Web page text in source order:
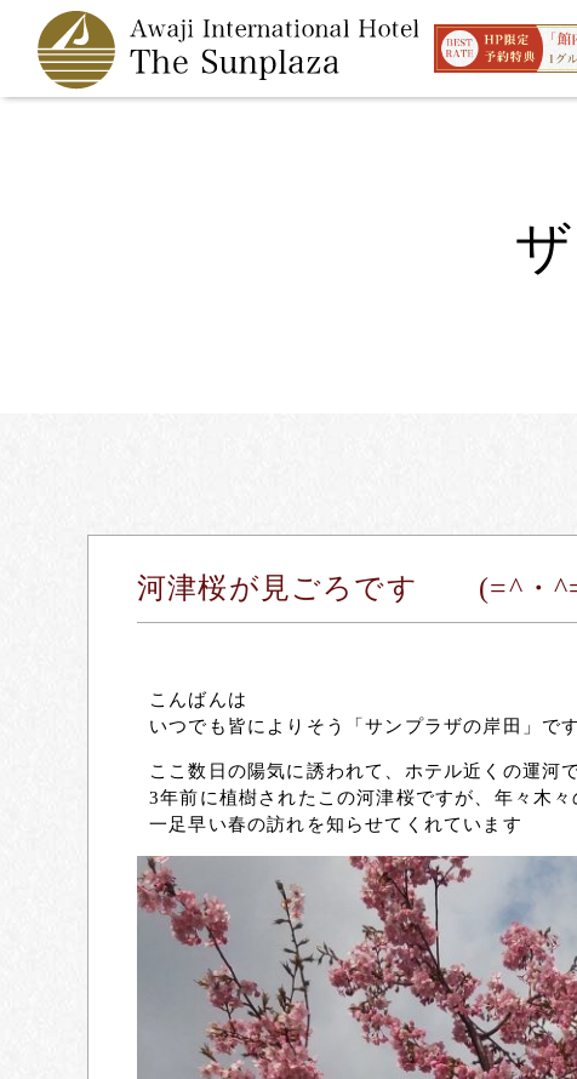
河津桜が見ごろです (=^・
こんばんは
いつでも皆によりそう「サンプラザの岸田」で
ここ数日の陽気に誘われて、ホテル近くの運河
3年前に植樹されたこの河津桜ですが、年々木々
一足早い春の訪れを知らせてくれています